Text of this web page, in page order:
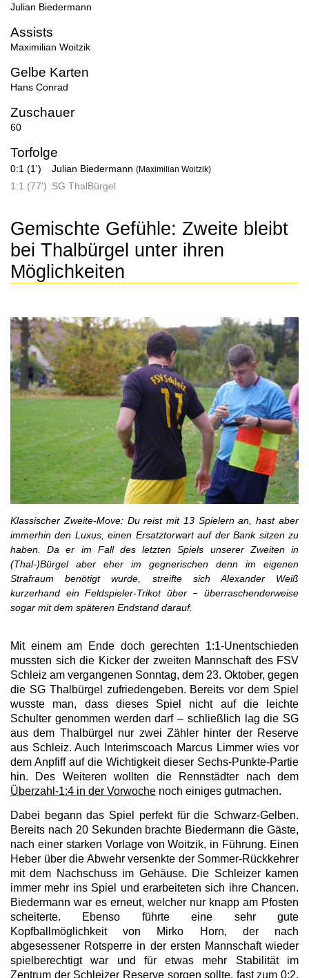
Julian Biedermann
Assists
Maximilian Woitzik
Gelbe Karten
Hans Conrad
Zuschauer
60
Torfolge
0:1 (1') Julian Biedermann (Maximilian Woitzik)
1:1 (77') SG ThalBürgel
Gemischte Gefühle: Zweite bleibt
bei Thalbürgel unter ihren
Möglichkeiten
Klassischer Zweite-Move: Du reist mit 13 Spielern an, hast aber
immerhin den Luxus, einen Ersatztorwart auf der Bank sitzen zu
haben. Da er im Fall des letzten Spiels unserer Zweiten in
(Thal-)Bürgel aber eher im gegnerischen denn im eigenen
Strafraum benötigt wurde, streifte sich Alexander Weiß
kurzerhand ein Feldspieler-Trikot über – überraschenderweise
sogar mit dem späteren Endstand darauf.
Mit einem am Ende doch gerechten 1:1-Unentschieden
mussten sich die Kicker der zweiten Mannschaft des FSV
Schleiz am vergangenen Sonntag, dem 23. Oktober, gegen
die SG Thalbürgel zufriedengeben. Bereits vor dem Spiel
wusste man, dass dieses Spiel nicht auf die leichte
Schulter genommen werden darf – schließlich lag die SG
aus dem Thalbürgel nur zwei Zähler hinter der Reserve
aus Schleiz. Auch Interimscoach Marcus Limmer wies vor
dem Anpfiff auf die Wichtigkeit dieser Sechs-Punkte-Partie
hin. Des Weiteren wollten die Rennstädter nach dem
Überzahl-1:4 in der Vorwoche noch einiges gutmachen.
Dabei begann das Spiel perfekt für die Schwarz-Gelben.
Bereits nach 20 Sekunden brachte Biedermann die Gäste,
nach einer starken Vorlage von Woitzik, in Führung. Einen
Heber über die Abwehr versenkte der Sommer-Rückkehrer
mit dem Nachschuss im Gehäuse. Die Schleizer kamen
immer mehr ins Spiel und erarbeiteten sich ihre Chancen.
Biedermann war es erneut, welcher nur knapp am Pfosten
scheiterte. Ebenso führte eine sehr gute
Kopfballmöglichkeit von Mirko Horn, der nach
abgesessener Rotsperre in der ersten Mannschaft wieder
spielberechtigt war und für etwas mehr Stabilität im
Zentrum der Schleizer Reserve sorgen sollte, fast zum 0:2.